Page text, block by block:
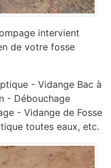
intervient
de votre fosse
- Vidange Bac à
- ‎Débouchage
- ‎Vidange de Fosse
toutes eaux, etc.